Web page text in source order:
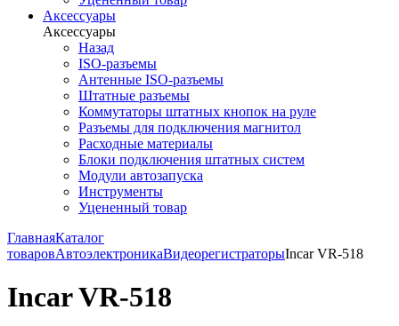
Аксессуары
Аксессуары
Назад
ISO-разъемы
Антенные ISO-разъемы
Штатные разъемы
Коммутаторы штатных кнопок на руле
Разъемы для подключения магнитол
Расходные материалы
Блоки подключения штатных систем
Модули автозапуска
Инструменты
Уцененный товар
ГлавнаяКаталог
товаровАвтоэлектроникаВидеорегистраторыIncar VR-518
Incar VR-518